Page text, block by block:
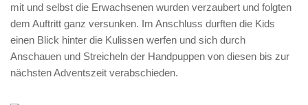
mit und selbst die Erwachsenen wurden verzaubert und folgten
dem Auftritt ganz versunken. Im Anschluss durften die Kids
einen Blick hinter die Kulissen werfen und sich durch
Anschauen und Streicheln der Handpuppen von diesen bis zur
nächsten Adventszeit verabschieden.